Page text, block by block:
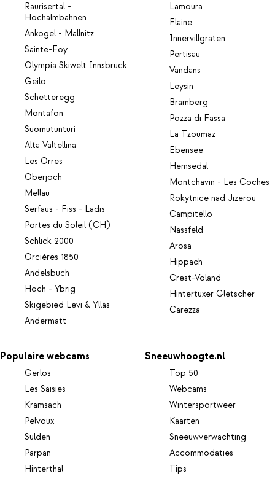
Raurisertal -
Hochalmbahnen
Ankogel - Mallnitz
Sainte-Foy
Olympia Skiwelt Innsbruck
Geilo
Schetteregg
Montafon
Suomutunturi
Alta Valtellina
Les Orres
Oberjoch
Mellau
Serfaus - Fiss - Ladis
Portes du Soleil (CH)
Schlick 2000
Orcières 1850
Andelsbuch
Hoch - Ybrig
Skigebied Levi & Ylläs
Andermatt
Lamoura
Flaine
Innervillgraten
Pertisau
Vandans
Leysin
Bramberg
Pozza di Fassa
La Tzoumaz
Ebensee
Hemsedal
Montchavin - Les Coches
Rokytnice nad Jizerou
Campitello
Nassfeld
Arosa
Hippach
Crest-Voland
Hintertuxer Gletscher
Carezza
Populaire webcams
Gerlos
Les Saisies
Kramsach
Pelvoux
Sulden
Parpan
Hinterthal
Sneeuwhoogte.nl
Top 50
Webcams
Wintersportweer
Kaarten
Sneeuwverwachting
Accommodaties
Tips